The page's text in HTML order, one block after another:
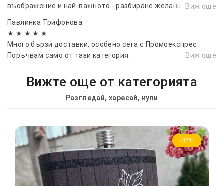
въображение и най-важното - разбиране желанието на
Виж още
Павлинка Трифонова
★ ★ ★ ★ ★
Много бързи доставки, особено сега с Промоекспрес.
Поръчвам само от тази категория.
Виж още
Вижте още от категорията
Разгледай, харесай, купи
-32%